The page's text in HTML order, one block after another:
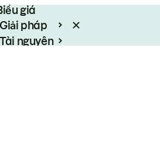
giá
Giải pháp
Tài nguyên